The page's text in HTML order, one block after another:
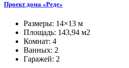
Проект дома «Реде»
Размеры: 14×13 м
Площадь: 143,94 м2
Комнат: 4
Ванных: 2
Гаражей: 2